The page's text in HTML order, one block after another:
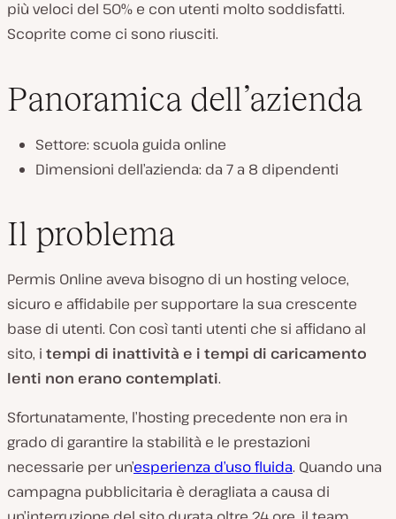
più veloci del 50% e con utenti molto soddisfatti.
Scoprite come ci sono riusciti.
Panoramica dell’azienda
Settore: scuola guida online
Dimensioni dell’azienda: da 7 a 8 dipendenti
Il problema
Permis Online aveva bisogno di un hosting veloce,
sicuro e affidabile per supportare la sua crescente
base di utenti. Con così tanti utenti che si affidano al
sito, i tempi di inattività e i tempi di caricamento
lenti non erano contemplati.
Sfortunatamente, l’hosting precedente non era in
grado di garantire la stabilità e le prestazioni
necessarie per un’esperienza d’uso fluida. Quando una
campagna pubblicitaria è deragliata a causa di